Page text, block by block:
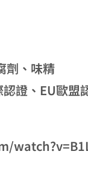
劑、味精
證、EU歐盟